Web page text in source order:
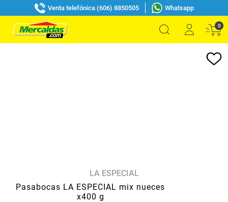
Venta telefónica (606) 8850505 Whatsapp
0
LA ESPECIAL
Pasabocas LA ESPECIAL mix nueces
x400 g